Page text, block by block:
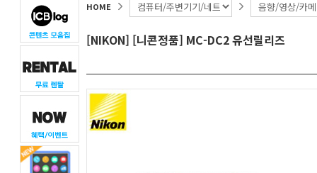
HOME
[NIKON] [니콘정품] MC-DC2 유선릴리즈